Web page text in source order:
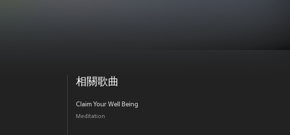
相關歌曲
Claim Your Well Being
Meditation